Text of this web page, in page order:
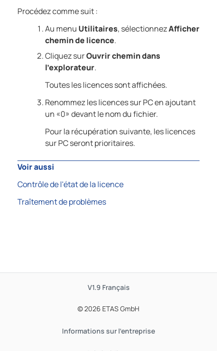
Procédez comme suit :
Au menu Utilitaires, sélectionnezAfficher
chemin de licence.
Cliquez surOuvrir chemin dans
l'explorateur.
Toutes les licences sont affichées.
Renommez les licences sur PC en ajoutant
un «0» devant le nom du fichier.
Pour la récupération suivante, les licences
sur PC seront prioritaires.
Voir aussi
Contrôle de l'état de la licence
Traîtement de problèmes
V1.9 Français
© 2026 ETAS GmbH
Informations sur l'entreprise